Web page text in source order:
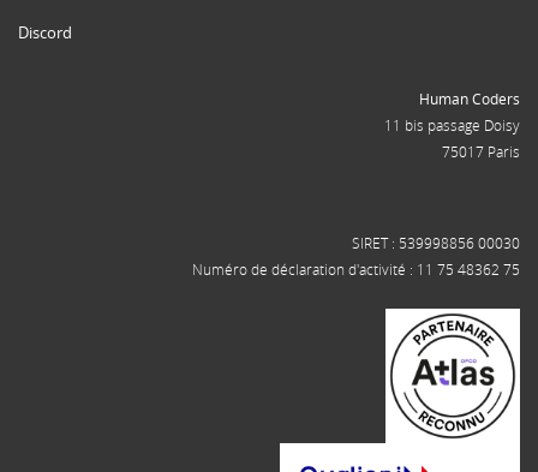
Discord
Human Coders
11 bis passage Doisy
75017 Paris
SIRET : 539998856 00030
Numéro de déclaration d'activité : 11 75 48362 75